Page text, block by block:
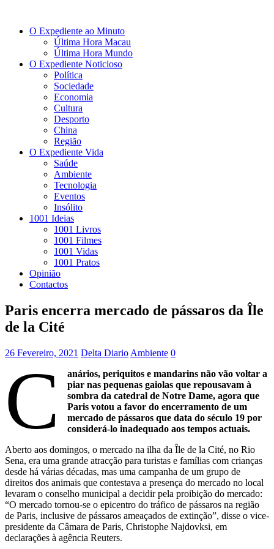
O Expediente ao Minuto
Última Hora Macau
Última Hora Mundo
O Expediente Noticioso
Política
Sociedade
Economia
Cultura
Desporto
China
Região
O Expediente Vida
Saúde
Ambiente
Tecnologia
Eventos
Insólito
1001 Ideias
1001 Livros
1001 Filmes
1001 Vidas
1001 Pratos
Opinião
Contactos
Paris encerra mercado de pássaros da Île
de la Cité
26 Fevereiro, 2021 Delta Diario Ambiente 0
C
anários, periquitos e mandarins não vão voltar a
piar nas pequenas gaiolas que repousavam à
sombra da catedral de Notre Dame, agora que
Paris votou a favor do encerramento de um
mercado de pássaros que data do século 19 por
considerá-lo inadequado aos tempos actuais.
Aberto aos domingos, o mercado na ilha da Île de la Cité, no Rio
Sena, era uma grande atracção para turistas e famílias com crianças
desde há várias décadas, mas uma campanha de um grupo de
direitos dos animais que contestava a presença do mercado no local
levaram o conselho municipal a decidir pela proibição do mercado:
“O mercado tornou-se o epicentro do tráfico de pássaros na região
de Paris, inclusive de pássaros ameaçados de extinção”, disse o vice-
presidente da Câmara de Paris, Christophe Najdovksi, em
declarações à agência Reuters.